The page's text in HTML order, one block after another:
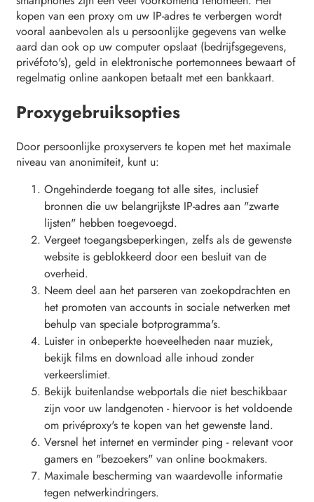
kopen van een proxy om uw IP-adres te verbergen wordt
vooral aanbevolen als u persoonlijke gegevens van welke
aard dan ook op uw computer opslaat (bedrijfsgegevens,
privéfoto's), geld in elektronische portemonnees bewaart of
regelmatig online aankopen betaalt met een bankkaart.
Proxygebruiksopties
Door persoonlijke proxyservers te kopen met het maximale
niveau van anonimiteit, kunt u:
Ongehinderde toegang tot alle sites, inclusief
bronnen die uw belangrijkste IP-adres aan "zwarte
lijsten" hebben toegevoegd.
Vergeet toegangsbeperkingen, zelfs als de gewenste
website is geblokkeerd door een besluit van de
overheid.
Neem deel aan het parseren van zoekopdrachten en
het promoten van accounts in sociale netwerken met
behulp van speciale botprogramma's.
Luister in onbeperkte hoeveelheden naar muziek,
bekijk films en download alle inhoud zonder
verkeerslimiet.
Bekijk buitenlandse webportals die niet beschikbaar
zijn voor uw landgenoten - hiervoor is het voldoende
om privéproxy's te kopen van het gewenste land.
Versnel het internet en verminder ping - relevant voor
gamers en "bezoekers" van online bookmakers.
Maximale bescherming van waardevolle informatie
tegen netwerkindringers.